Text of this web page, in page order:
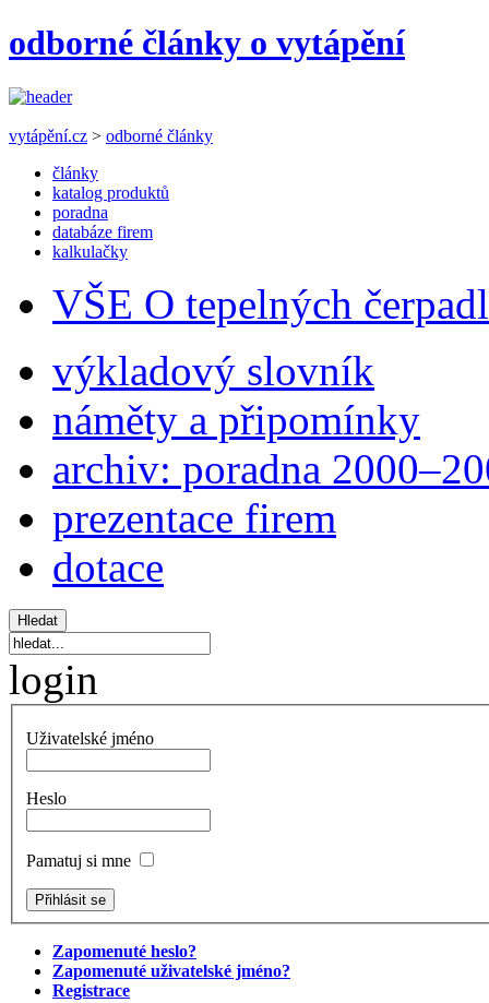
odborné články o vytápění
vytápění.cz > odborné články
články
katalog produktů
poradna
databáze firem
kalkulačky
VŠE O tepelných
výkladový slovník
náměty a připomínky
archiv: poradna
prezentace firem
dotace
login
Uživatelské jméno
Heslo
Pamatuj si mne
Zapomenuté heslo?
Zapomenuté uživatelské jméno?
Registrace